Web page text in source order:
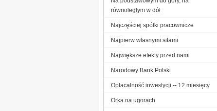
równoległym w dół
Najczęściej spółki pracownicze
Najpierw własnymi siłami
Największe efekty przed nami
Narodowy Bank Polski
Opłacalność inwestycji -- 12 miesięcy
Orka na ugorach